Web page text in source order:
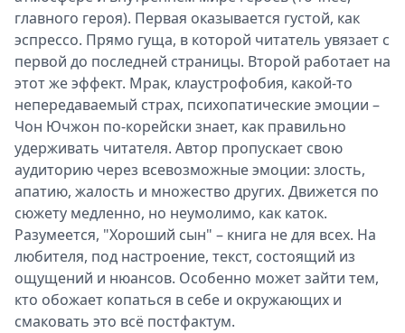
главного героя). Первая оказывается густой, как
эспрессо. Прямо гуща, в которой читатель увязает с
первой до последней страницы. Второй работает на
этот же эффект. Мрак, клаустрофобия, какой-то
непередаваемый страх, психопатические эмоции –
Чон Ючжон по-корейски знает, как правильно
удерживать читателя. Автор пропускает свою
аудиторию через всевозможные эмоции: злость,
апатию, жалость и множество других. Движется по
сюжету медленно, но неумолимо, как каток.
Разумеется, "Хороший сын" – книга не для всех. На
любителя, под настроение, текст, состоящий из
ощущений и нюансов. Особенно может зайти тем,
кто обожает копаться в себе и окружающих и
смаковать это всё постфактум.